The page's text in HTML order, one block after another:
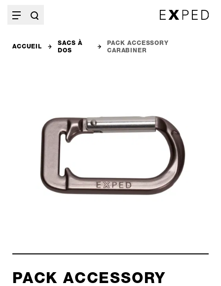
ACCUEIL
SACS À
DOS
PACK ACCESSORY
CARABINER
PACK ACCESSORY